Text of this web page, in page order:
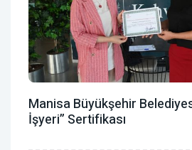
Manisa Büyükşehir
İşyeri” Sertifikası